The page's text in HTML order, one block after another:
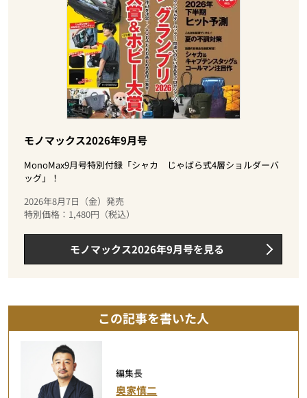
モノマックス2026年9月号
MonoMax9月号特別付録「シャカ じゃばら式4層ショルダーバ
ッグ」！
2026年8月7日（金）発売
特別価格：1,480円（税込）
モノマックス2026年9月号を見る
この記事を書いた人
編集長
奥家慎二